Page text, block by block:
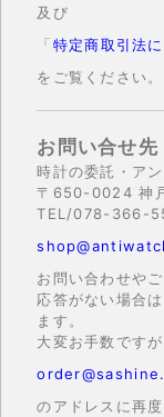
及び
「特定商取引法
をご覧ください。
お問い合せ先
時計の委託・ア
〒650-0024 神
TEL/078-366-
お問い合わせや
応答がない場合
ます。
大変お手数ですが
のアドレスに再